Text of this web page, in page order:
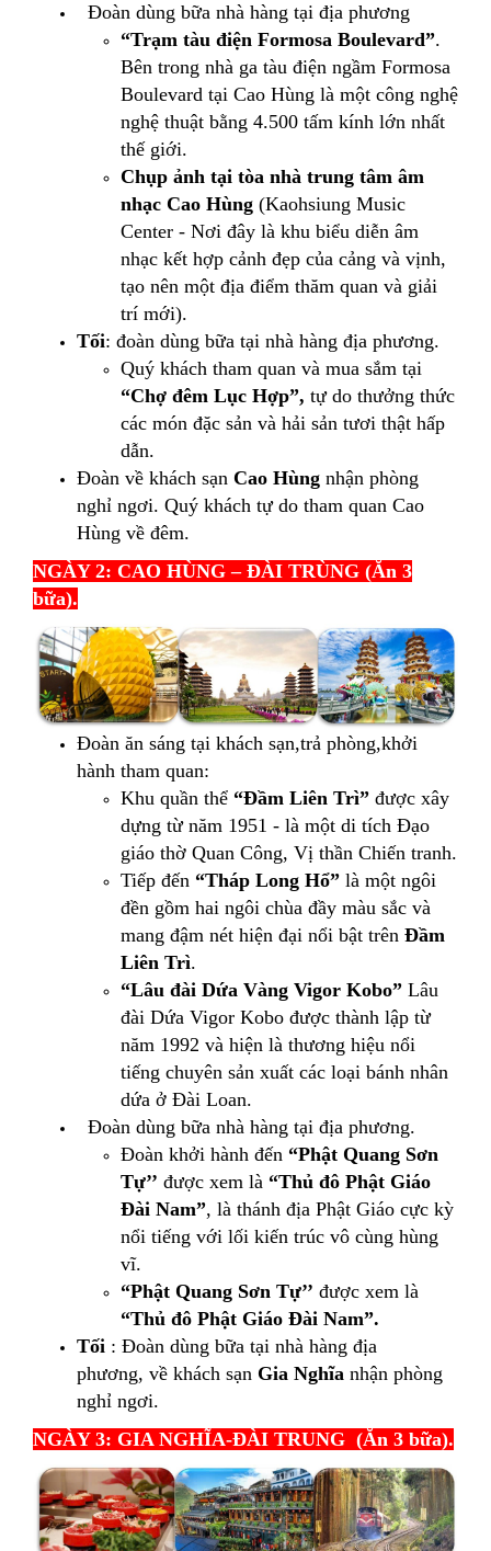
Đoàn dùng bữa nhà hàng tại địa phương
“Trạm tàu điện Formosa Boulevard”.
Bên trong nhà ga tàu điện ngầm Formosa
Boulevard tại Cao Hùng là một công nghệ
nghệ thuật bằng 4.500 tấm kính lớn nhất
thế giới.
Chụp ảnh tại tòa nhà trung tâm âm
nhạc Cao Hùng (Kaohsiung Music
Center - Nơi đây là khu biểu diễn âm
nhạc kết hợp cảnh đẹp của cảng và vịnh,
tạo nên một địa điểm thăm quan và giải
trí mới).
Tối: đoàn dùng bữa tại nhà hàng địa phương.
Quý khách tham quan và mua sắm tại
“Chợ đêm Lục Hợp”, tự do thưởng thức
các món đặc sản và hải sản tươi thật hấp
dẫn.
Đoàn về khách sạn Cao Hùng nhận phòng
nghỉ ngơi. Quý khách tự do tham quan Cao
Hùng về đêm.
NGÀY 2: CAO HÙNG – ĐÀI TRÙNG (Ăn 3
bữa).
Đoàn ăn sáng tại khách sạn,trả phòng,khởi
hành tham quan:
Khu quần thể “Đầm Liên Trì” được xây
dựng từ năm 1951 - là một di tích Đạo
giáo thờ Quan Công, Vị thần Chiến tranh.
Tiếp đến “Tháp Long Hổ” là một ngôi
đền gồm hai ngôi chùa đầy màu sắc và
mang đậm nét hiện đại nổi bật trên Đầm
Liên Trì.
“Lâu đài Dứa Vàng Vigor Kobo” Lâu
đài Dứa Vigor Kobo được thành lập từ
năm 1992 và hiện là thương hiệu nổi
tiếng chuyên sản xuất các loại bánh nhân
dứa ở Đài Loan.
Đoàn dùng bữa nhà hàng tại địa phương.
Đoàn khởi hành đến “Phật Quang Sơn
Tự’’ được xem là “Thủ đô Phật Giáo
Đài Nam”, là thánh địa Phật Giáo cực kỳ
nổi tiếng với lối kiến trúc vô cùng hùng
vĩ.
“Phật Quang Sơn Tự’’ được xem là
“Thủ đô Phật Giáo Đài Nam”.
Tối : Đoàn dùng bữa tại nhà hàng địa
phương, về khách sạn Gia Nghĩa nhận phòng
nghỉ ngơi.
NGÀY 3: GIA NGHĨA-ĐÀI TRUNG (Ăn 3 bữa).